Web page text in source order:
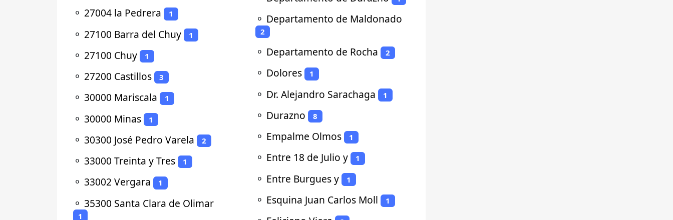
⚬ 27004 la Pedrera 1
⚬ 27100 Barra del Chuy 1
⚬ 27100 Chuy 1
⚬ 27200 Castillos 3
⚬ 30000 Mariscala 1
⚬ 30000 Minas 1
⚬ 30300 José Pedro Varela 2
⚬ 33000 Treinta y Tres 1
⚬ 33002 Vergara 1
⚬ 35300 Santa Clara de Olimar
1
⚬ Departamento de Maldonado
2
⚬ Departamento de Rocha 2
⚬ Dolores 1
⚬ Dr. Alejandro Sarachaga 1
⚬ Durazno 8
⚬ Empalme Olmos 1
⚬ Entre 18 de Julio y 1
⚬ Entre Burgues y 1
⚬ Esquina Juan Carlos Moll 1